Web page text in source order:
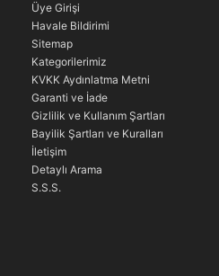
Üye Girişi
Havale Bildirimi
Sitemap
Kategorilerimiz
KVKK Aydınlatma Metni
Garanti ve İade
Gizlilik ve Kullanım Şartları
Bayilik Şartları ve Kuralları
İletişim
Detaylı Arama
S.S.S.